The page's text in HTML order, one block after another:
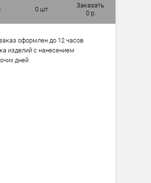
0 шт
Заказать
0 р.
оформлен до 12 часов
изделий с нанесением
дней